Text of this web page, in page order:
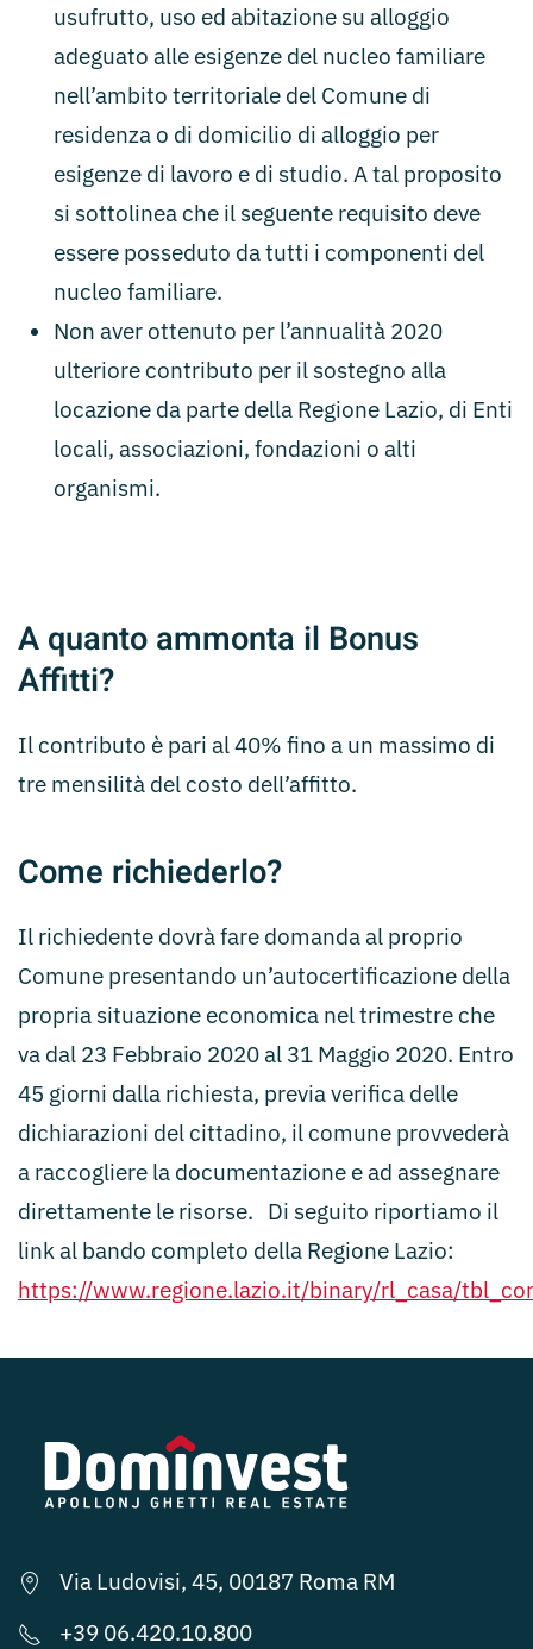
usufrutto, uso ed abitazione su alloggio
adeguato alle esigenze del nucleo familiare
nell’ambito territoriale del Comune di
residenza o di domicilio di alloggio per
esigenze di lavoro e di studio. A tal proposito
si sottolinea che il seguente requisito deve
essere posseduto da tutti i componenti del
nucleo familiare.
Non aver ottenuto per l’annualità 2020
ulteriore contributo per il sostegno alla
locazione da parte della Regione Lazio, di Enti
locali, associazioni, fondazioni o alti
organismi.
A quanto ammonta il Bonus
Affitti?
Il contributo è pari al 40% fino a un massimo di
tre mensilità del costo dell’affitto.
Come richiederlo?
Il richiedente dovrà fare domanda al proprio
Comune presentando un’autocertificazione della
propria situazione economica nel trimestre che
va dal 23 Febbraio 2020 al 31 Maggio 2020. Entro
45 giorni dalla richiesta, previa verifica delle
dichiarazioni del cittadino, il comune provvederà
a raccogliere la documentazione e ad assegnare
direttamente le risorse. Di seguito riportiamo il
link al bando completo della Regione Lazio:
https://www.regione.lazio.it/binary/rl_casa/
Via Ludovisi, 45, 00187 Roma RM
+39 06.420.10.800